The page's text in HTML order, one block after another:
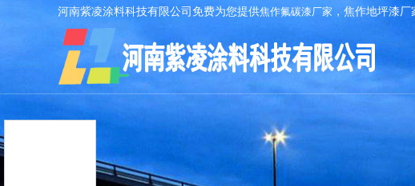
河南紫凌涂料科技有限公司免费为您提供焦作氟碳漆厂家 ，焦作地坪漆